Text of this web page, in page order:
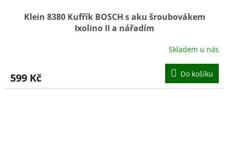
Klein 8380 Kufřík BOSCH s aku šroubovákem
Ixolino II a nářadím
Skladem u nás
599 Kč Do košíku